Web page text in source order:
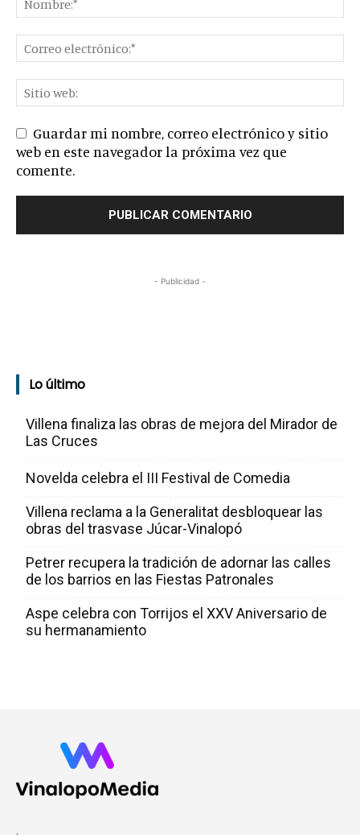
Guardar mi nombre, correo electrónico y sitio
web en este navegador la próxima vez que
comente.
- Publicidad -
Lo último
Villena finaliza las obras de mejora del Mirador de
Las Cruces
Novelda celebra el III Festival de Comedia
Villena reclama a la Generalitat desbloquear las
obras del trasvase Júcar-Vinalopó
Petrer recupera la tradición de adornar las calles
de los barrios en las Fiestas Patronales
Aspe celebra con Torrijos el XXV Aniversario de
su hermanamiento